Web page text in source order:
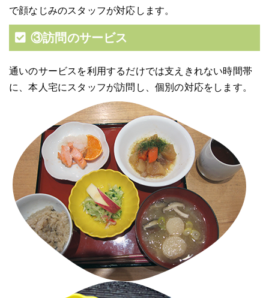
で顔なじみのスタッフが対応します。
③訪問のサービス
通いのサービスを利用するだけでは支えきれない時間帯
に、本人宅にスタッフが訪問し、個別の対応をします。